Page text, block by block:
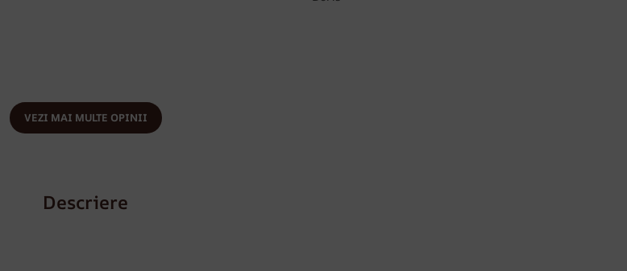
VEZI MAI MULTE OPINII
Descriere